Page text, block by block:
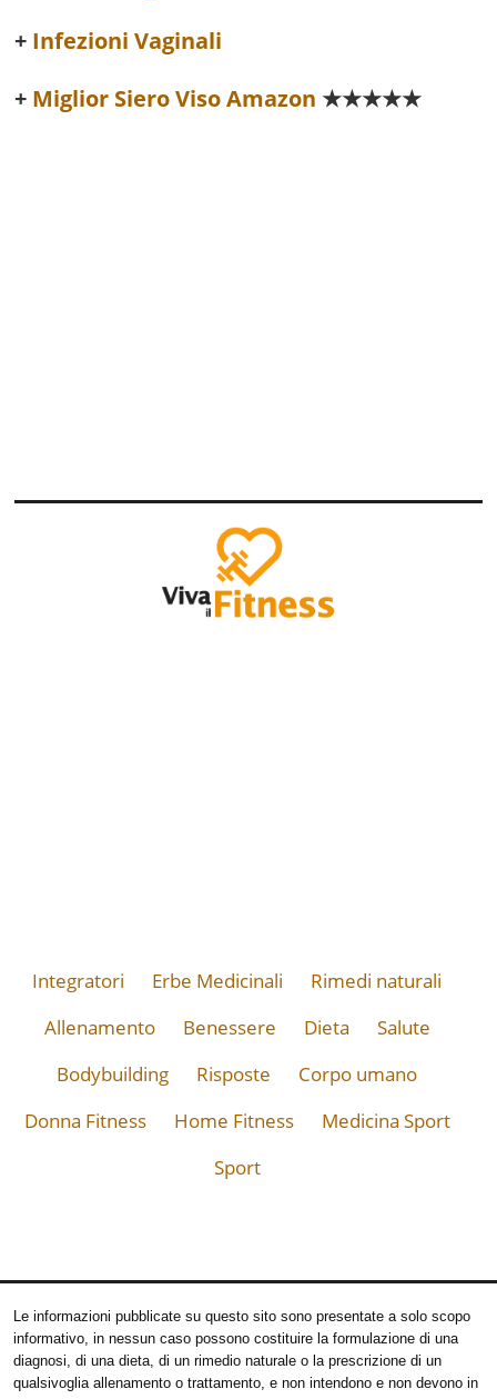
Infezioni Vaginali
Miglior Siero Viso Amazon ★★★★★
Integratori Erbe Medicinali
Rimedi naturali
Allenamento
Benessere Dieta
Salute
Bodybuilding
Risposte
Corpo umano
Donna Fitness
Home Fitness
Medicina Sport
Sport
Le informazioni pubblicate su questo sito sono presentate a solo scopo
informativo, in nessun caso possono costituire la formulazione di una
diagnosi, di una dieta, di un rimedio naturale o la prescrizione di un
qualsivoglia allenamento o trattamento, e non intendono e non devono in